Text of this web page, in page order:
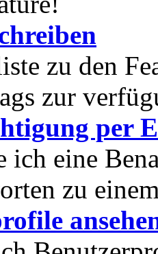
zu den
zur
per
ich eine
zu